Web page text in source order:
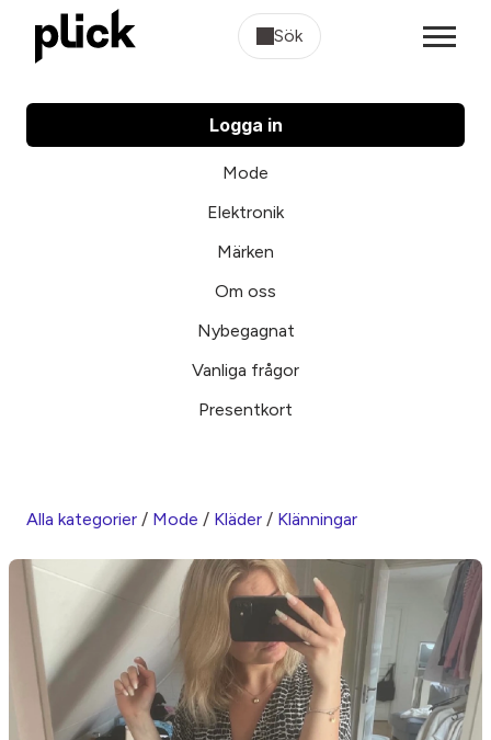
Sök
Logga in
Mode
Elektronik
Märken
Om oss
Nybegagnat
Vanliga frågor
Presentkort
Alla kategorier / Mode / Kläder / Klänningar